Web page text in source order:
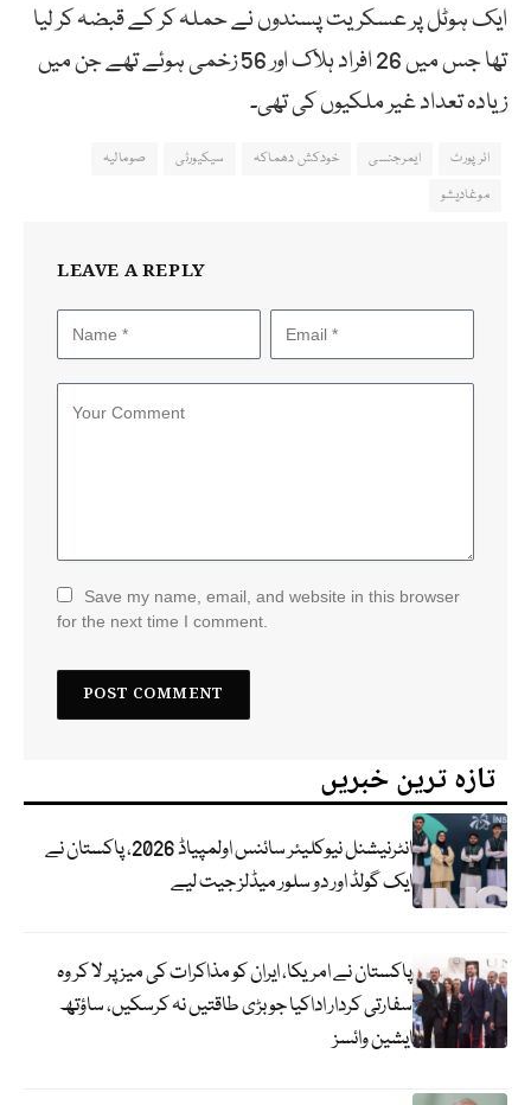
ایک ہوٹل پر عسکریت پسندوں نے حملہ کر کے قبضہ کر لیا
تھا جس میں 26 افراد ہلاک اور 56 زخمی ہوئے تھے جن میں
زیادہ تعداد غیر ملکیوں کی تھی۔
ائرپورٹ ایمرجنسی خودکش دھماکہ سیکیورٹی
صومالیہ
موغادیشو
LEAVE A REPLY
Save my name, email, and website in this browser
for the next time I comment.
تازہ ترین خبریں
انٹرنیشنل نیوکلیئر سائنس اولمپیاڈ 2026، پاکستان نے
ایک گولڈ اور دو سلور میڈلز جیت لیے
پاکستان نے امریکا، ایران کو مذاکرات کی میز پر لا کر وہ
سفارتی کردار اداکیا جو بڑی طاقتیں نہ کرسکیں، ساؤتھ
ایشین وائسز